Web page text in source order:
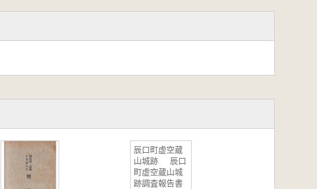
辰口町虚空蔵
山城跡 辰口
町虚空蔵山城
跡調査報告書